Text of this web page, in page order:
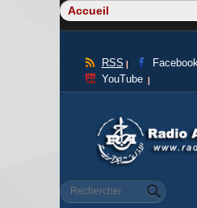
RSS
YouTube
Formulaire de
Rechercher